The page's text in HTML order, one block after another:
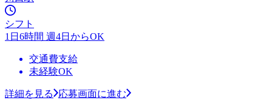
シフト
1日6時間 週4日からOK
交通費支給
未経験OK
詳細を見る
応募画面に進む